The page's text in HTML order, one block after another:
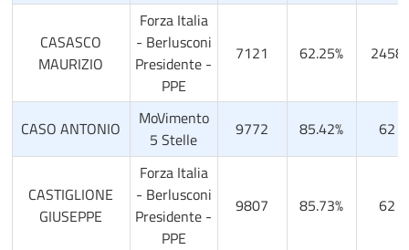
CASASCO
MAURIZIO
Forza Italia
- Berlusconi
Presidente -
PPE
7121 62.25% 2458
CASO ANTONIO
MoVimento
5 Stelle
9772 85.42% 62
CASTIGLIONE
GIUSEPPE
Forza Italia
- Berlusconi
Presidente -
PPE
9807 85.73% 62